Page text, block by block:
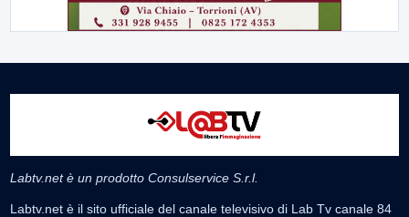
Labtv.net è un prodotto Consulservice S.r.l.
Labtv.net è il sito ufficiale del canale televisivo di Lab Tv canale 84